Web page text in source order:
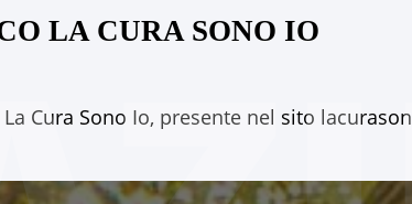
LA CURA SONO IO
La Cura Sono Io, presente nel sito